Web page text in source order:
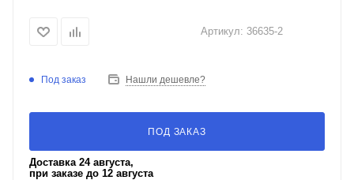
Артикул: 36635-2
Под заказ Нашли дешевле?
ПОД ЗАКАЗ
Доставка 24 августа,
при заказе до 12 августа